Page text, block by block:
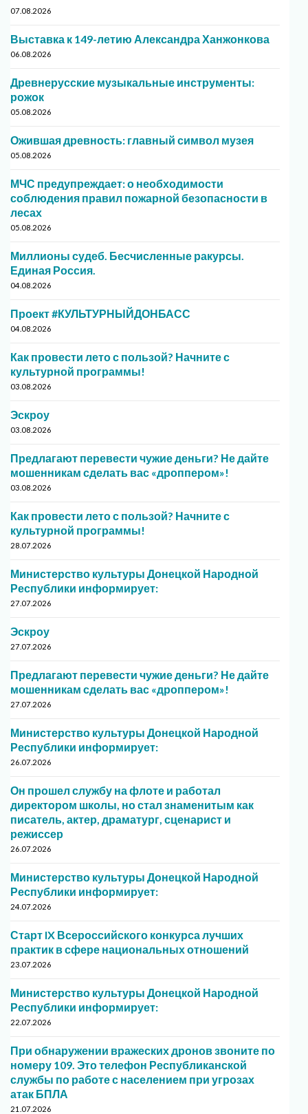
07.08.2026
Выставка к 149-летию Александра Ханжонкова
06.08.2026
Древнерусские музыкальные инструменты:
рожок
05.08.2026
Ожившая древность: главный символ музея
05.08.2026
МЧС предупреждает: о необходимости
соблюдения правил пожарной безопасности в
лесах
05.08.2026
Миллионы судеб. Бесчисленные ракурсы.
Единая Россия.
04.08.2026
Проект #КУЛЬТУРНЫЙДОНБАСС
04.08.2026
Как провести лето с пользой? Начните с
культурной программы!
03.08.2026
Эскроу
03.08.2026
Предлагают перевести чужие деньги? Не дайте
мошенникам сделать вас «дроппером»!
03.08.2026
Как провести лето с пользой? Начните с
культурной программы!
28.07.2026
Министерство культуры Донецкой Народной
Республики информирует:
27.07.2026
Эскроу
27.07.2026
Предлагают перевести чужие деньги? Не дайте
мошенникам сделать вас «дроппером»!
27.07.2026
Министерство культуры Донецкой Народной
Республики информирует:
26.07.2026
Он прошел службу на флоте и работал
директором школы, но стал знаменитым как
писатель, актер, драматург, сценарист и
режиссер
26.07.2026
Министерство культуры Донецкой Народной
Республики информирует:
24.07.2026
Старт IX Всероссийского конкурса лучших
практик в сфере национальных отношений
23.07.2026
Министерство культуры Донецкой Народной
Республики информирует:
22.07.2026
При обнаружении вражеских дронов звоните по
номеру 109. Это телефон Республиканской
службы по работе с населением при угрозах
атак БПЛА
21.07.2026